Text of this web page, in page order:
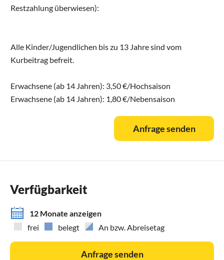
Restzahlung überwiesen):
Alle Kinder/Jugendlichen bis zu 13 Jahre sind vom
Kurbeitrag befreit.
Erwachsene (ab 14 Jahren): 3,50 €/Hochsaison
Erwachsene (ab 14 Jahren): 1,80 €/Nebensaison
Anfrage senden
Verfügbarkeit
12 Monate anzeigen
frei
belegt An bzw. Abreisetag
Anfrage senden